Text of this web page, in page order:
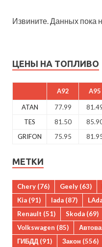
Извините. Данных пока
ЦЕНЫ НА ТОПЛИВО
A92 A95
ATAN 77.99
TES
81.50
GRIFON
75.95
МЕТКИ
Chery (76) Geely (63)
Kia (91) lada (87)
Renault (51) Skoda (69)
Volkswagen (85)
ГИБДД (91) Закон (556)